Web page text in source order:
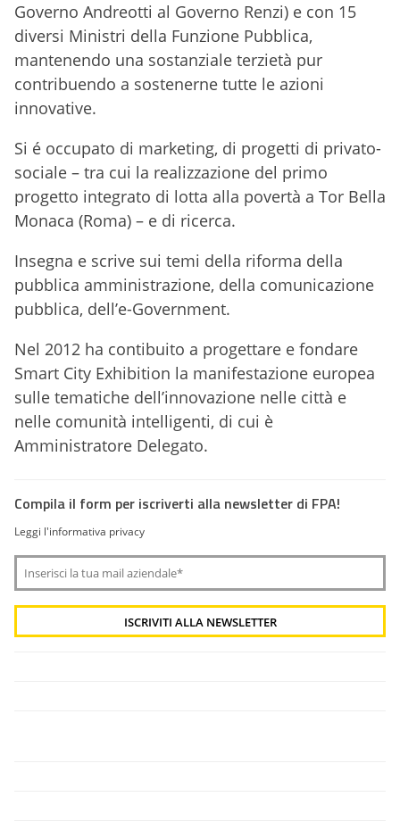
Governo Andreotti al Governo Renzi) e con 15
diversi Ministri della Funzione Pubblica,
mantenendo una sostanziale terzietà pur
contribuendo a sostenerne tutte le azioni
innovative.
Si é occupato di marketing, di progetti di privato-
sociale – tra cui la realizzazione del primo
progetto integrato di lotta alla povertà a Tor Bella
Monaca (Roma) – e di ricerca.
Insegna e scrive sui temi della riforma della
pubblica amministrazione, della comunicazione
pubblica, dell’e-Government.
Nel 2012 ha contibuito a progettare e fondare
Smart City Exhibition la manifestazione europea
sulle tematiche dell’innovazione nelle città e
nelle comunità intelligenti, di cui è
Amministratore Delegato.
Compila il form per iscriverti alla newsletter di FPA!
Leggi l'informativa privacy